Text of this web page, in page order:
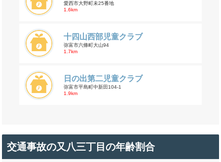
愛西市大野町未25番地
1.6km
十四山西部児童クラブ
弥富市六條町大山94
1.7km
日の出第二児童クラブ
弥富市平島町中新田104-1
1.9km
交通事故の又八三丁目の年齢割合